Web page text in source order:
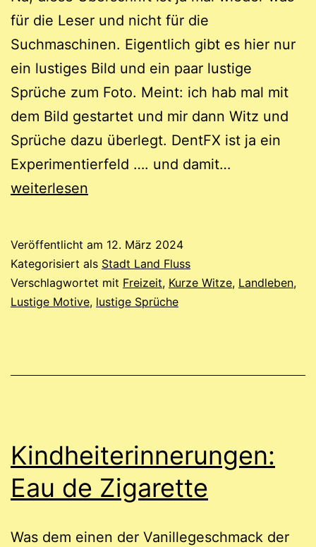
für die Leser und nicht für die
Suchmaschinen. Eigentlich gibt es hier nur
ein lustiges Bild und ein paar lustige
Sprüche zum Foto. Meint: ich hab mal mit
dem Bild gestartet und mir dann Witz und
Sprüche dazu überlegt. DentFX ist ja ein
Experimentierfeld …. und damit…
weiterlesen
Veröffentlicht am 12. März 2024
Kategorisiert als Stadt Land Fluss
Verschlagwortet mit Freizeit, Kurze Witze, Landleben,
Lustige Motive, lustige Sprüche
Kindheiterinnerungen:
Eau de Zigarette
Was dem einen der Vanillegeschmack der